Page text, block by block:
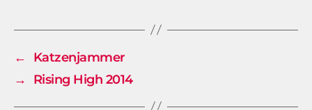
←
Katzenjammer
→
Rising High 2014